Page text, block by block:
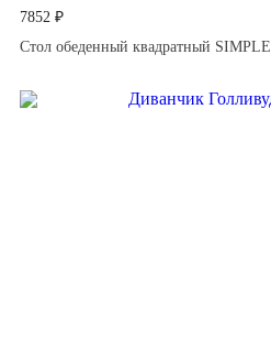
7852 ₽
Стол обеденный квадратный SIMPLE